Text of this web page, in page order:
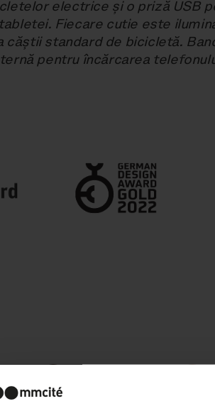
electrice și o priză USB
Fiecare cutie este
standard de bicicletă.
pentru încărcarea